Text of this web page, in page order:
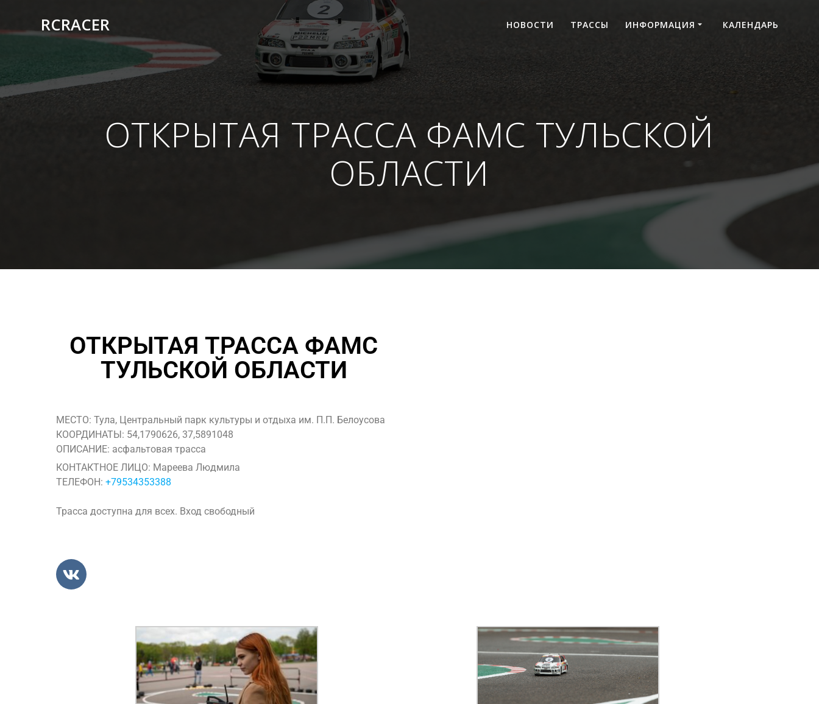
RCRACER НОВОСТИ ТРАССЫ ИНФОРМАЦИЯ КАЛЕНДАРЬ
ОТКРЫТАЯ ТРАССА ФАМС ТУЛЬСКОЙ
ОБЛАСТИ
ОТКРЫТАЯ ТРАССА ФАМС
ТУЛЬСКОЙ ОБЛАСТИ
МЕСТО: Тула, Центральный парк культуры и отдыха им. П.П. Белоусова
КООРДИНАТЫ: 54,1790626, 37,5891048
ОПИСАНИЕ: асфальтовая трасса
КОНТАКТНОЕ ЛИЦО: Мареева Людмила
ТЕЛЕФОН:+79534353388
Трасса доступна для всех. Вход свободный